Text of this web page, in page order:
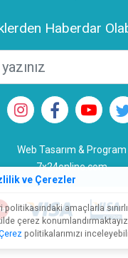
Haberdar
Web Tasarım & Program
7x24online.com
ve Çerezler
politikasındaki amaçlarla
çerez
politikalarımızı